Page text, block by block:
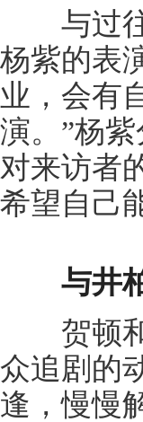
与过往
杨紫的表
业，会有
演。”杨
对来访者
希望自己
与井
贺顿和
众追剧的
逢，慢慢